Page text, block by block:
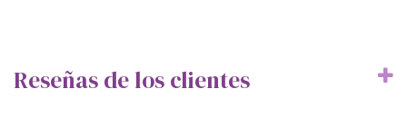
Reseñas de los clientes